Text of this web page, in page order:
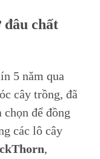
đâu chất
5 năm qua
cây trồng, đã
để đồng
các lô cây
,